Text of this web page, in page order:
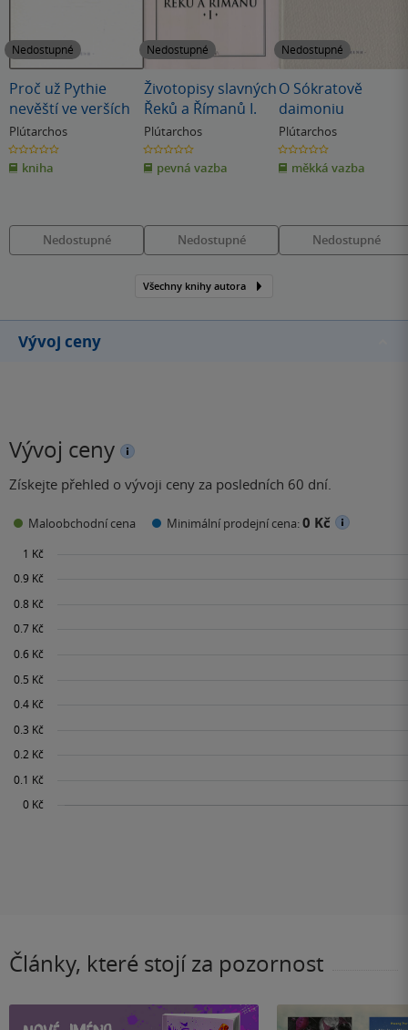
Nedostupné
Proč už Pythie
nevěští ve verších
Plútarchos
0.0
z
5
hvězdiček
kniha
Nedostupné
Nedostupné
Životopisy slavných
Řeků a Římanů I.
Plútarchos
0.0
z
5
hvězdiček
pevná vazba
Nedostupné
Nedostupné
O Sókratově
daimoniu
Plútarchos
0.0
z
5
hvězdiček
měkká vazba
Nedostupné
Všechny knihy autora
Vývoj ceny
Vývoj ceny
Získejte přehled o vývoji ceny za posledních 60 dní.
Maloobchodní cena Minimální prodejní cena:0 Kč
Články, které stojí za pozornost